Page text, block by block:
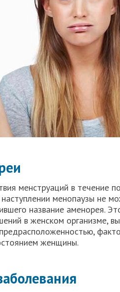
менструаций в течение
менопаузы не
название аменорея.
в женском организме,
женщины.